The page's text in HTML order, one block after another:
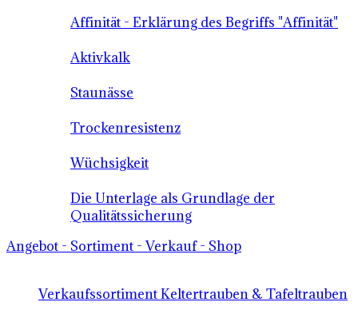
Affinität - Erklärung des Begriffs "Affinität"
Aktivkalk
Staunässe
Trockenresistenz
Wüchsigkeit
Die Unterlage als Grundlage der
Qualitätssicherung
Angebot - Sortiment - Verkauf - Shop
Verkaufssortiment Keltertrauben & Tafeltrauben